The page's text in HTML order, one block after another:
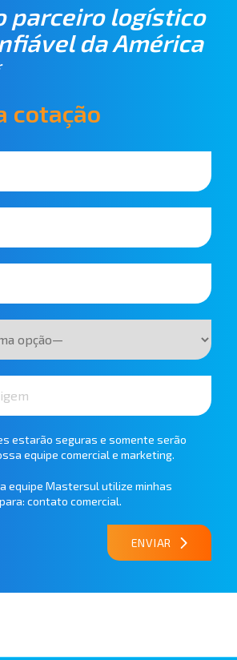
parceiro logístico
da América
cotação
estarão seguras e somente serão
equipe comercial e marketing.
equipe Mastersul utilize minhas
contato comercial.
ENVIAR